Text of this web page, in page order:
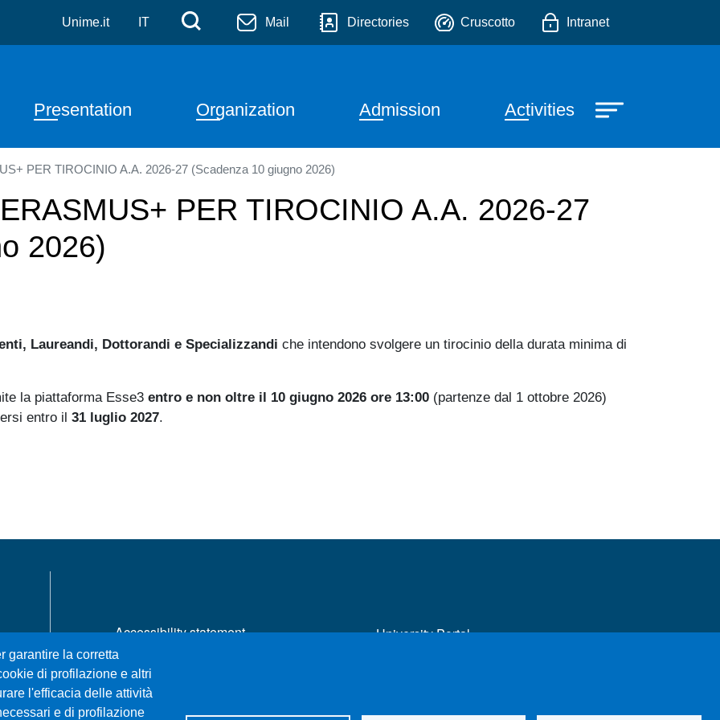
Skip to main content
alle Scienze Mediche
Unime.it IT Menù di servizio
Cerca Mail Directories Cruscotto Intranet
Navigazione principale
Presentation Organization Admission Activities
PER TIROCINIO A.A. 2026-27 (Scadenza 10 giugno 2026)
PER TIROCINIO A.A. 2026-27
2026)
Laureandi, Dottorandi e Specializzandi che intendono svolgere un tirocinio della durata minima di
la piattaforma Esse3 entro e non oltre il 10 giugno 2026 ore 13:00 (partenze dal 1 ottobre 2026)
entro il 31 luglio 2027.
garantire la corretta
di profilazione e altri
l'efficacia delle attività
e di profilazione
Accessibility statement
Sitemap
Privacy and cookie policy
Change your mind on cookies
University Portal